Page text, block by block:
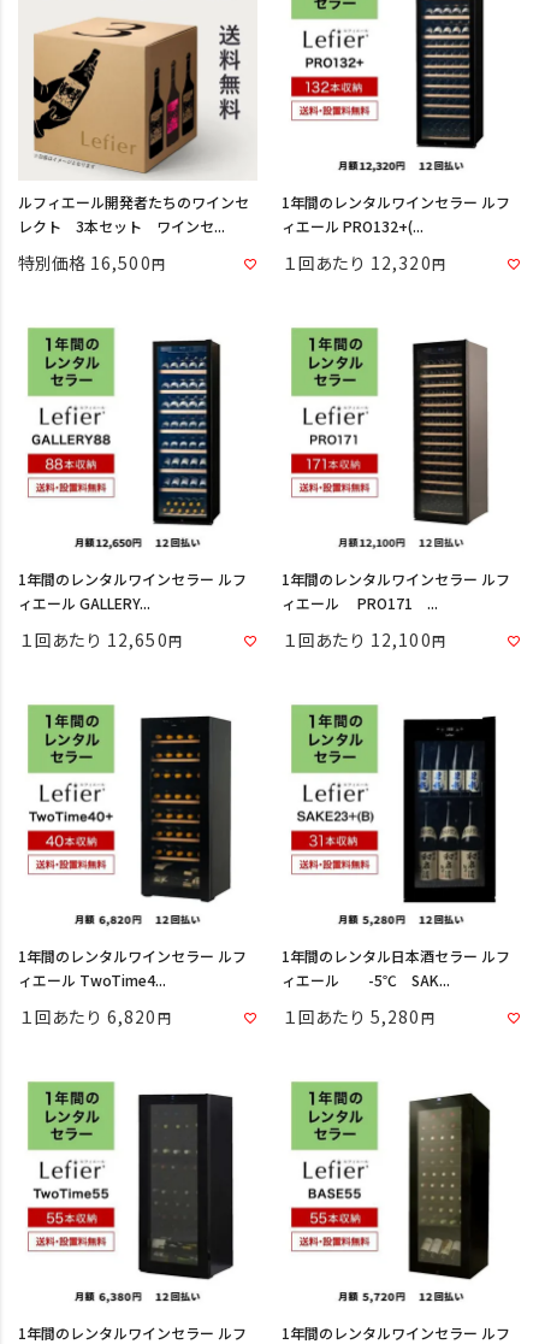
ルフィエール開発者たちのワインセ
レクト 3本セット ワインセ...
特別価格 16,500
1年間のレンタルワインセラー ルフ
ィエール PRO132+(...
１回あたり 12,320
1年間のレンタルワインセラー ルフ
ィエール GALLERY...
１回あたり 12,650
1年間のレンタルワインセラー ルフ
ィエール PRO171 ...
１回あたり 12,100
1年間のレンタルワインセラー ルフ
ィエール TwoTime4...
１回あたり 6,820
1年間のレンタル日本酒セラー ルフ
ィエール -5℃ SAK...
１回あたり 5,280
1年間のレンタルワインセラー ルフ
1年間のレンタルワインセラー ルフ